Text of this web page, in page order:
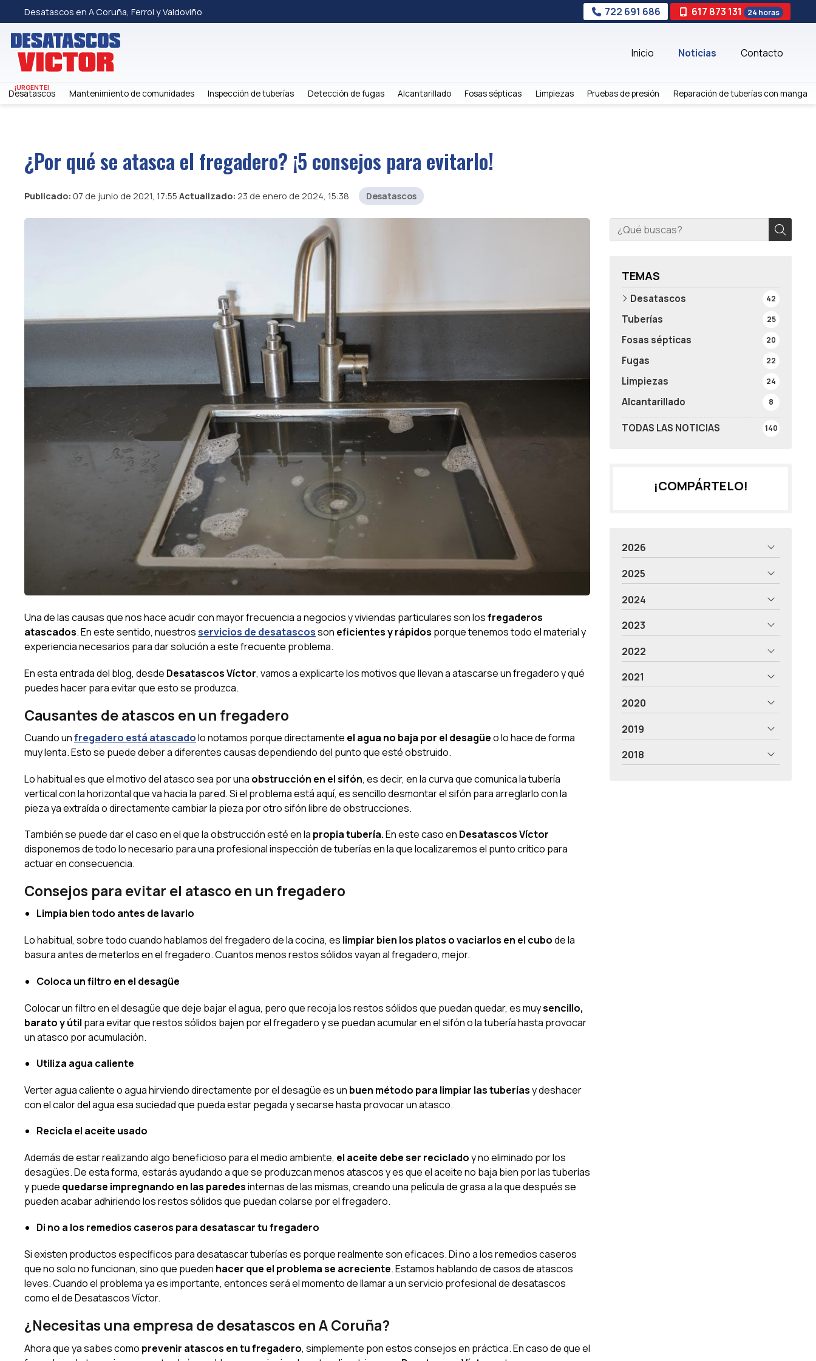
Desatascos en A Coruña, Ferrol y Valdoviño 722 691 686 617 873 131 24 horas
Inicio Noticias Contacto
Desatascos Mantenimiento de comunidades Inspección de tuberías Detección de fugas Alcantarillado Fosas sépticas Limpiezas Pruebas de presión Reparación de tuberías con manga
¿Por qué se atasca el fregadero? ¡5 consejos para evitarlo!
Publicado: 07 de junio de 2021, 17:55 Actualizado: 23 de enero de 2024, 15:38 Desatascos
TEMAS
TODAS LAS NOTICIAS 140
Desatascos 42
Tuberías 25
Fosas sépticas 20
Fugas 22
Limpiezas 24
Alcantarillado 8
Una de las causas que nos hace acudir con mayor frecuencia a negocios y viviendas particulares son losfregaderos
atascados. En este sentido, nuestrosservicios de desatascosson eficientes y rápidos porque tenemos todo el material y
experiencia necesarios para dar solución a este frecuente problema.
En esta entrada del blog, desde Desatascos Víctor, vamos a explicarte los motivos que llevan a atascarse un fregadero y qué
puedes hacer para evitar que esto se produzca.
Causantes de atascos en un fregadero
Cuando unfregadero está atascadolo notamos porque directamente el agua no baja por el desagüeo lo hace de forma
muy lenta. Esto se puede deber a diferentes causas dependiendo del punto que esté obstruido.
Lo habitual es que el motivo del atasco sea por una obstrucción en el sifón, es decir, en la curva que comunica la tubería
vertical con la horizontal que va hacia la pared. Si el problema está aquí, es sencillo desmontar el sifón para arreglarlo con la
pieza ya extraída o directamente cambiar la pieza por otro sifón libre de obstrucciones.
También se puede dar el caso en el que la obstrucción esté en la propia tubería.En este caso en Desatascos Víctor
disponemos de todo lo necesario para una profesional inspección de tuberías en la que localizaremos el punto crítico para
actuar en consecuencia.
Consejos para evitar el atasco en un fregadero
Limpia bien todo antes de lavarlo
Lo habitual, sobre todo cuando hablamos del fregadero de la cocina, es limpiar bien los platos o vaciarlos en el cubode la
basura antes de meterlos en el fregadero. Cuantos menos restos sólidos vayan al fregadero, mejor.
Coloca un filtro en el desagüe
Colocar un filtro en el desagüe que deje bajar el agua, pero que recoja los restos sólidos que puedan quedar, es muysencillo,
barato y útil para evitar que restos sólidos bajen por el fregadero y se puedan acumular en el sifón o la tubería hasta provocar
un atasco por acumulación.
Utiliza agua caliente
Verter agua caliente o agua hirviendo directamente por el desagüe es un buen método para limpiar las tuberíasy deshacer
con el calor del agua esa suciedad que pueda estar pegada y secarse hasta provocar un atasco.
Recicla el aceite usado
Además de estar realizando algo beneficioso para el medio ambiente, el aceite debe ser recicladoy no eliminado por los
desagües. De esta forma, estarás ayudando a que se produzcan menos atascos y es que el aceite no baja bien por las tuberías
y puede quedarse impregnando en las paredesinternas de las mismas, creando una película de grasa a la que después se
pueden acabar adhiriendo los restos sólidos que puedan colarse por el fregadero.
Di no a los remedios caseros para desatascar tu fregadero
Si existen productos específicos para desatascar tuberías es porque realmente son eficaces. Di no a los remedios caseros
que no solo no funcionan, sino que pueden hacer que el problema se acreciente. Estamos hablando de casos de atascos
leves. Cuando el problema ya es importante, entonces será el momento de llamar a un servicio profesional de desatascos
como el de Desatascos Víctor.
¿Necesitas una empresa de desatascos en A Coruña?
Ahora que ya sabes como prevenir atascos en tu fregadero, simplemente pon estos consejos en práctica. En caso de que el
¡COMPÁRTELO!
2026
2025
2024
2023
2022
2021
2020
2019
2018